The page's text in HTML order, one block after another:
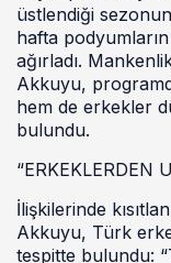
üstlendiği
hafta
ağırladı.
Akkuyu,
hem de erkekler
bulundu.
“ERKEKLERDEN
İlişkilerinde
Akkuyu, Türk
tespitte bulundu: